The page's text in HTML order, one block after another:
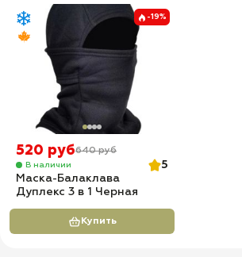
-19%
520 руб640 руб
В наличии
5
Маска-Балаклава
Дуплекс 3 в 1 Черная
Купить